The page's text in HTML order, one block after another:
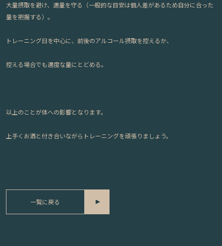
大量摂取を避け、適量を守る（一般的な目安は個人差があるため自分に合った
量を把握する）。
トレーニング日を中心に、前後のアルコール摂取を控えるか、
控える場合でも適度な量にとどめる。
以上のことが体への影響となります。
上手くお酒と付き合いながらトレーニングを頑張りましょう。
一覧に戻る